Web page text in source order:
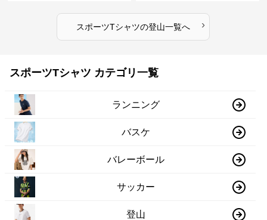
スポーツTシャツの登山一覧へ ›
スポーツTシャツ カテゴリ一覧
ランニング
バスケ
バレーボール
サッカー
登山